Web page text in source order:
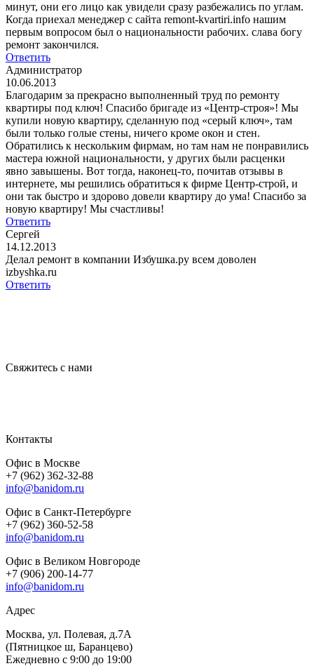
минут, они его лицо как увидели сразу разбежались по углам.
Когда приехал менеджер с сайта remont-kvartiri.info нашим
первым вопросом был о национальности рабочих. слава богу
ремонт закончился.
Ответить
Администратор
10.06.2013
Благодарим за прекрасно выполненный труд по ремонту
квартиры под ключ! Спасибо бригаде из «Центр-строя»! Мы
купили новую квартиру, сделанную под «серый ключ», там
были только голые стены, ничего кроме окон и стен.
Обратились к нескольким фирмам, но там нам не понравились
мастера южной национальности, у других были расценки
явно завышены. Вот тогда, наконец-то, почитав отзывы в
интернете, мы решились обратиться к фирме Центр-строй, и
они так быстро и здорово довели квартиру до ума! Спасибо за
новую квартиру! Мы счастливы!
Ответить
Сергей
14.12.2013
Делал ремонт в компании Избушка.ру всем доволен
izbyshka.ru
Ответить
Свяжитесь с нами
Контакты
Офис в Москве
+7 (962) 362-32-88
info@banidom.ru
Офис в Санкт-Петербурге
+7 (962) 360-52-58
info@banidom.ru
Офис в Великом Новгороде
+7 (906) 200-14-77
info@banidom.ru
Адрес
Москва, ул. Полевая, д.7А
(Пятницкое ш, Баранцево)
Ежедневно с 9:00 до 19:00